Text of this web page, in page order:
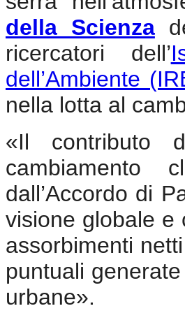
della Scienza
ricercatori dell’
dell’Ambiente
nella lotta al
«Il contributo
cambiamento
dall’Accordo di
visione globale e
assorbimenti
puntuali
urbane».